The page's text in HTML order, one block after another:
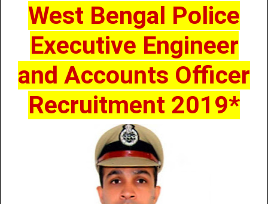
West Bengal Police
Executive Engineer
and Accounts Officer
Recruitment 2019*